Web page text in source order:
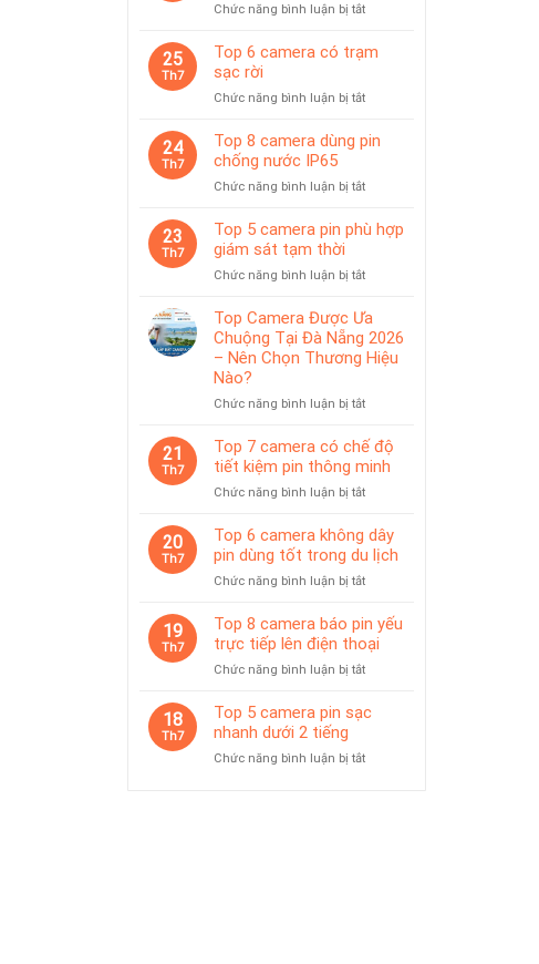
sát
dùng
Chức năng bình luận bị tắtở
10
có
treo
25
Th7
Top 6 camera có trạm
sạc rời
Chức năng bình luận bị tắtở
6
trạm
rời
24
Th7
Top 8 camera dùng pin
chống nước IP65
Chức năng bình luận bị tắtở
8
camera
pin
nước
IP65
23
Th7
Top 5 camera pin phù hợp
giám sát tạm thời
Chức năng bình luận bị tắtở
5
camera
pin
phù
giám
tạm
thời
Top Camera Được Ưa
Chuộng Tại Đà Nẵng 2026
– Nên Chọn Thương Hiệu
Nào?
Chức năng bình luận bị tắtở
Camera
Được
Chuộng
Đà
Nẵng
Chọn
Thương
Hiệu
21
Th7
Top 7 camera có chế độ
tiết kiệm pin thông minh
Chức năng bình luận bị tắtở
camera
chế
tiết
kiệm
20
Th7
Top 6 camera không dây
pin dùng tốt trong du lịch
Chức năng bình luận bị tắtở
6
camera
không
dây
dùng
19
Th7
Top 8 camera báo pin yếu
trực tiếp lên điện thoại
Chức năng bình luận bị tắtở
8
pin
18
Th7
Top 5 camera pin sạc
nhanh dưới 2 tiếng
Chức năng bình luận bị tắtở